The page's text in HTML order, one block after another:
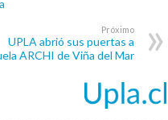
Próximo
UPLA abrió sus puertas a
ARCHI de Viña del Mar